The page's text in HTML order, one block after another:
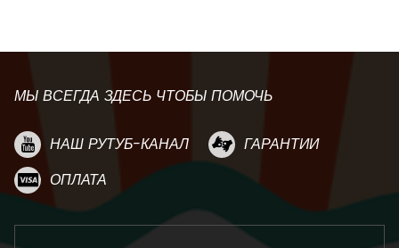
МЫ ВСЕГДА ЗДЕСЬ ЧТОБЫ ПОМОЧЬ
НАШ РУТУБ-КАНАЛ
ГАРАНТИИ
ОПЛАТА